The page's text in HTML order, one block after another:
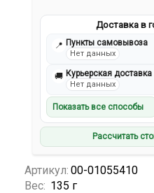
Доставка в
📍 Пункты самовывоза
Нет данных
🚚 Курьерская доставка
Нет данных
Показать все способы
Рассчитать
Артикул: 00-01055410
Вес: 135 г